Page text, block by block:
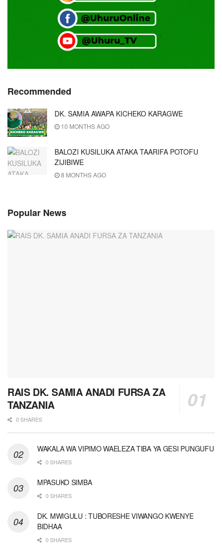
Recommended
DK. SAMIA AWAPA KICHEKO KARAGWE
10 MONTHS AGO
BALOZI KUSILUKA ATAKA TAARIFA POTOFU
ZIJIBIWE
8 MONTHS AGO
Popular News
RAIS DK. SAMIA ANADI FURSA ZA
TANZANIA
0 SHARES
WAKALA WA VIPIMO WAELEZA TIBA YA GESI PUNGUFU
0 SHARES
MPASUKO SIMBA
0 SHARES
DK. MWIGULU : TUBORESHE VIWANGO KWENYE
BIDHAA
0 SHARES